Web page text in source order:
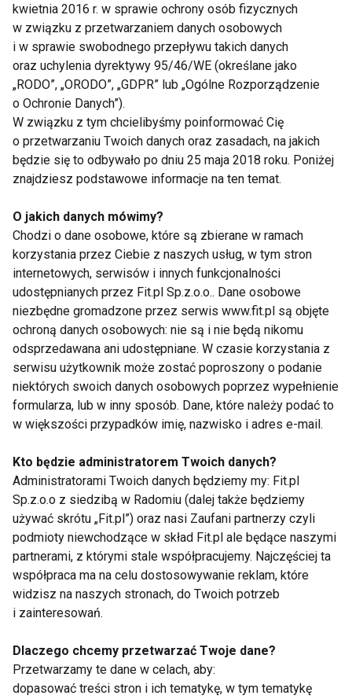
Ciąża bez tajemnic czyli
Diagnostyka dla Twojej ciąży w
Lublinie
Nie przegap nowości ze
świata FIT!
Zapisz się do naszego newslettera
Wyrażam zgodę na otrzymywanie informacji
handlowej drogą elektroniczną na podany adres e-mail
przez FIT.PL. Więcej informacji znajdziesz w Polityce
Prywatności.
ZAPISZ SIĘ
WSPÓŁPRACA
REDAKCJA
PRYWATNOŚĆ
Cookies
Powiadomienia
kwietnia 2016 r. w sprawie ochrony osób fizycznych
w związku z przetwarzaniem danych osobowych
i w sprawie swobodnego przepływu takich danych
oraz uchylenia dyrektywy 95/46/WE (określane jako
„RODO”, „ORODO”, „GDPR” lub „Ogólne Rozporządzenie
o Ochronie Danych”).
W związku z tym chcielibyśmy poinformować Cię
o przetwarzaniu Twoich danych oraz zasadach, na jakich
będzie się to odbywało po dniu 25 maja 2018 roku. Poniżej
znajdziesz podstawowe informacje na ten temat.
O jakich danych mówimy?
Chodzi o dane osobowe, które są zbierane w ramach
korzystania przez Ciebie z naszych usług, w tym stron
internetowych, serwisów i innych funkcjonalności
udostępnianych przez Fit.pl Sp.z.o.o.. Dane osobowe
niezbędne gromadzone przez serwis www.fit.pl są objęte
ochroną danych osobowych: nie są i nie będą nikomu
odsprzedawana ani udostępniane. W czasie korzystania z
serwisu użytkownik może zostać poproszony o podanie
niektórych swoich danych osobowych poprzez wypełnienie
formularza, lub w inny sposób. Dane, które należy podać to
w większości przypadków imię, nazwisko i adres e-mail.
Kto będzie administratorem Twoich danych?
Administratorami Twoich danych będziemy my: Fit.pl
Sp.z.o.o z siedzibą w Radomiu (dalej także będziemy
używać skrótu „Fit.pl”) oraz nasi Zaufani partnerzy czyli
podmioty niewchodzące w skład Fit.pl ale będące naszymi
partnerami, z którymi stale współpracujemy. Najczęściej ta
współpraca ma na celu dostosowywanie reklam, które
widzisz na naszych stronach, do Twoich potrzeb
i zainteresowań.
Dlaczego chcemy przetwarzać Twoje dane?
Przetwarzamy te dane w celach, aby:
dopasować treści stron i ich tematykę, w tym tematykę